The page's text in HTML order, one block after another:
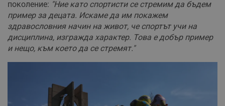
поколение: "Ние като спортисти се стремим да бъдем
пример за децата. Искаме да им покажем
здравословния начин на живот, че спортът учи на
дисциплина, изгражда характер. Това е добър пример
и нещо, към което да се стремят."